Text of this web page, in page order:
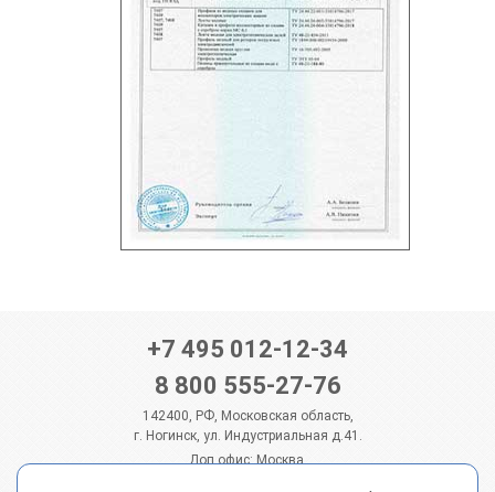
+7 495 012-12-34
8 800 555-27-76
142400, РФ, Московская область,
г. Ногинск, ул. Индустриальная д.41.
Доп.офис: Москва,